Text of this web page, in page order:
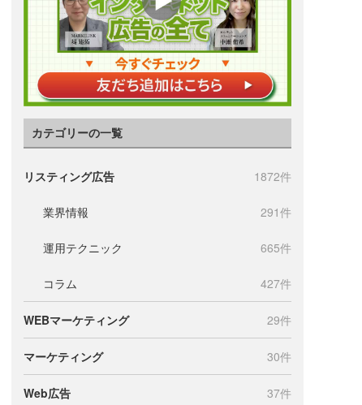
カテゴリーの一覧
リスティング広告 1872件
業界情報 291件
運用テクニック 665件
コラム 427件
WEBマーケティング 29件
マーケティング 30件
Web広告 37件